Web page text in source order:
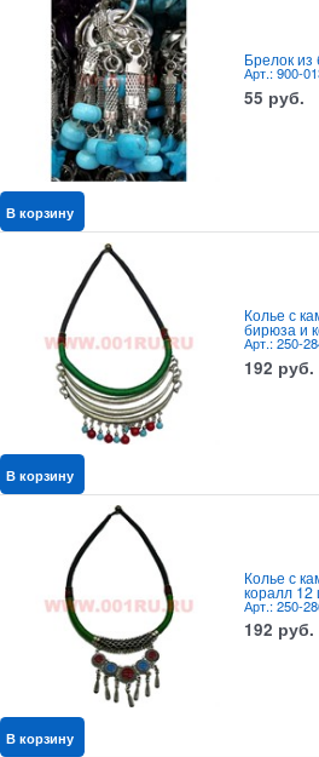
Брелок
Арт.: 900-
55 руб.
В корзину
Колье с
бирюза и
Арт.: 250-
192 руб.
В корзину
Колье с
коралл 12
Арт.: 250-
192 руб.
В корзину